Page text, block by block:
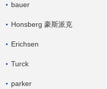
bauer
Honsberg 豪斯派克
Erichsen
Turck
parker